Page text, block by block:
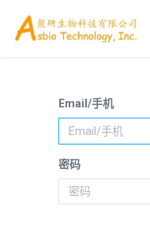
Email/手机
密码